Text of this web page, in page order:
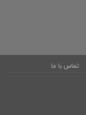
تماس با ما